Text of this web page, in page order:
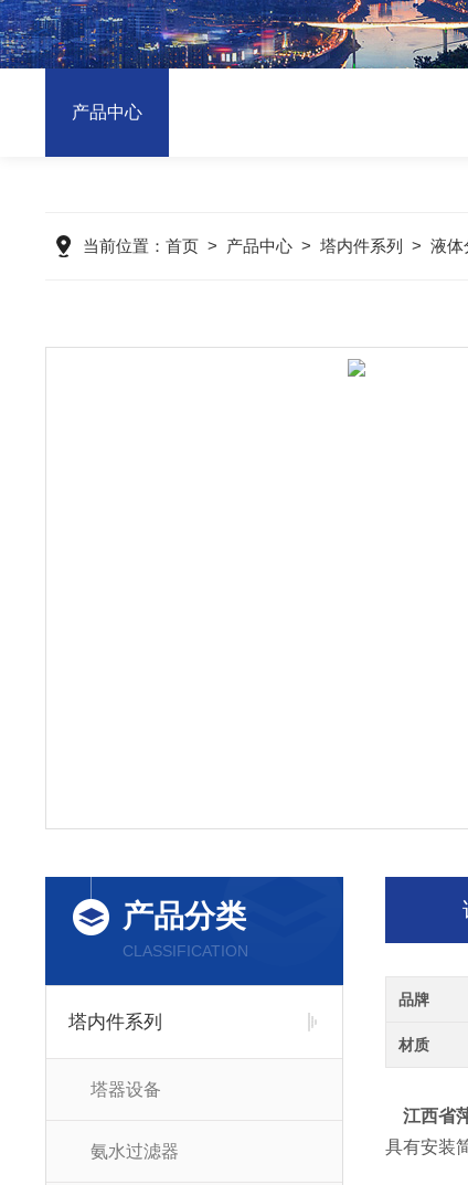
产品中心
当前位置： 首页> 产品中心> 塔内件系列 > 液体
产品分类
CLASSIFICATION
塔内件系列
塔器设备
氨水过滤器
品牌
材质
江西省
具有安装